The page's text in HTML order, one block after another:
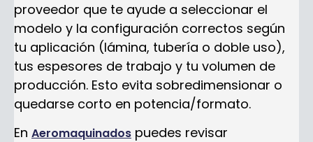
proveedor que te ayude a seleccionar el
modelo y la configuración correctos según
tu aplicación (lámina, tubería o doble uso),
tus espesores de trabajo y tu volumen de
producción. Esto evita sobredimensionar o
quedarse corto en potencia/formato.
En Aeromaquinados puedes revisar